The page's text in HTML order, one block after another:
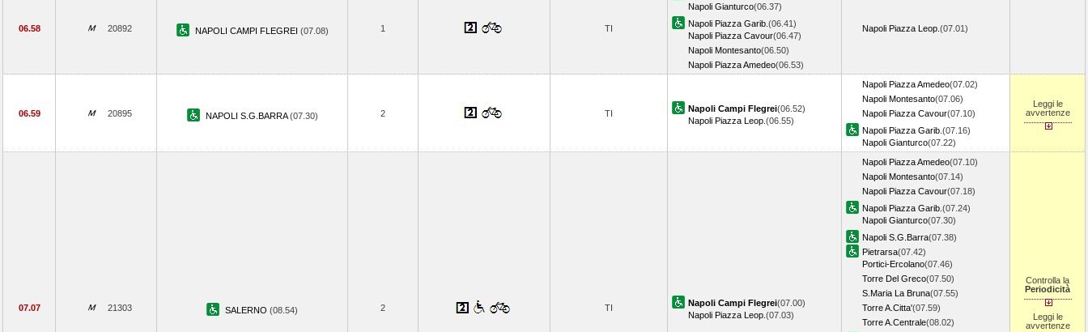
06.58 20892 NAPOLI CAMPI FLEGREI (07.08) 1 TI
Napoli Gianturco(06.37)
Napoli Piazza Garib. (06.41)
Napoli Piazza Cavour(06.47)
Napoli Montesanto(06.50)
Napoli Piazza Amedeo(06.53)
Napoli Piazza Leop. (07.01)
06.59 20895 NAPOLI S.G.BARRA(07.30) 2 TI Napoli Campi Flegrei(06.52)
Napoli Piazza Leop. (06.55)
Napoli Piazza Amedeo(07.02)
Napoli Montesanto(07.06)
Napoli Piazza Cavour(07.10)
Napoli Piazza Garib. (07.16)
Napoli Gianturco(07.22)
Leggi le
avvertenze
07.07 21303 SALERNO (08.54) 2 TI Napoli Campi Flegrei(07.00)
Napoli Piazza Leop. (07.03)
Napoli Piazza Amedeo(07.10)
Napoli Montesanto(07.14)
Napoli Piazza Cavour(07.18)
Napoli Piazza Garib. (07.24)
Napoli Gianturco(07.30)
Napoli S.G.Barra(07.38)
Pietrarsa(07.42)
Portici-Ercolano(07.46)
Torre Del Greco(07.50)
S.Maria La Bruna(07.55)
Torre A.Citta'(07.59)
Torre A.Centrale(08.02)
Controlla la
Periodicità
Leggi le
avvertenze